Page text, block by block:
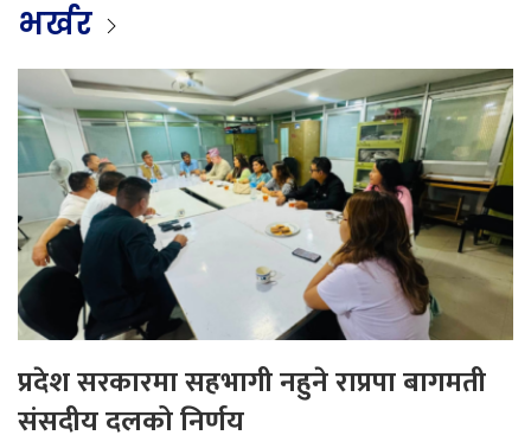
भर्खर
प्रदेश सरकारमा सहभागी नहुने राप्रपा बागमती
संसदीय दलको निर्णय